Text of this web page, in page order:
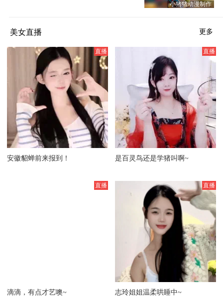
小猪猪动漫制作
美女直播 更多
安徽貂蝉前来报到！ 是百灵鸟还是学猪叫啊~
滴滴，有点才艺噢~ 志玲姐姐温柔哄睡中~